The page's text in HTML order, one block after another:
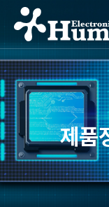
제품